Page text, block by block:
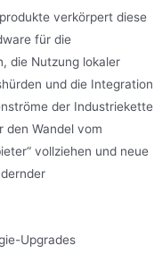
verkörpert diese
für die
die Nutzung lokaler
und die Integration
der Industriekette
den Wandel vom
vollziehen und neue
Upgrades